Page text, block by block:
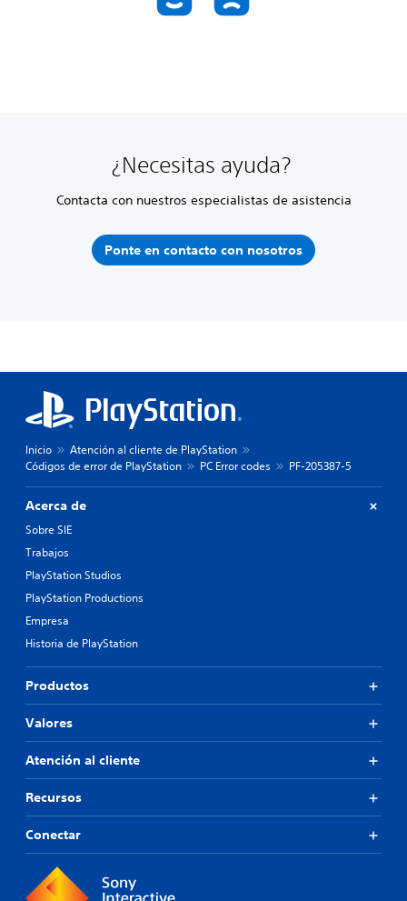
¿Necesitas ayuda?
Contacta con nuestros especialistas de asistencia
Ponte en contacto con nosotros
Inicio
Atención al cliente de PlayStation
Códigos de error de PlayStation
PC Error codes PF-205387-5
Acerca de
Sobre SIE
Trabajos
PlayStation Studios
PlayStation Productions
Empresa
Historia de PlayStation
Productos
Valores
Atención al cliente
Recursos
Conectar